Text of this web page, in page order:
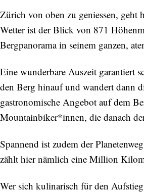
Zürich von oben zu geniessen, geht
Wetter ist der Blick von 871
Bergpanorama in seinem ganzen,
Eine wunderbare Auszeit garantiert
den Berg hinauf und wandert dann
gastronomische Angebot auf dem
Mountainbiker*innen, die danach
Spannend ist zudem der
zählt hier nämlich eine Million
Wer sich kulinarisch für den
Entdecken Sie jede Woche
Orte, handverlesene
einzigartige
neuen Beiträgen. Die